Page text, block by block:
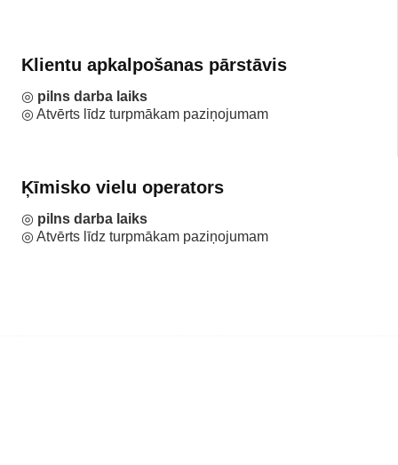
Klientu apkalpošanas pārstāvis
◎ pilns darba laiks
◎ Atvērts līdz turpmākam paziņojumam
Ķīmisko vielu operators
◎ pilns darba laiks
◎ Atvērts līdz turpmākam paziņojumam